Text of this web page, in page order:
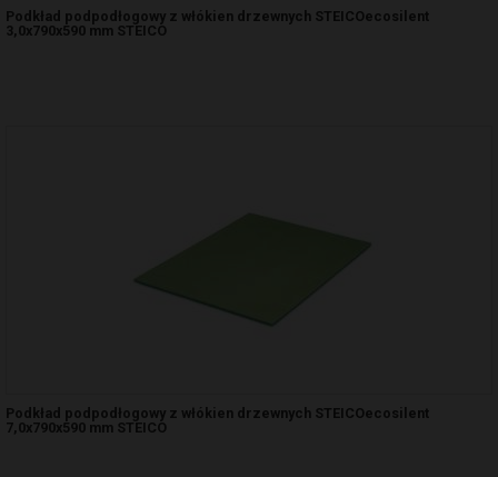
Podkład podpodłogowy z włókien drzewnych STEICOecosilent
3,0x790x590 mm STEICO
Podkład podpodłogowy z włókien drzewnych STEICOecosilent
7,0x790x590 mm STEICO